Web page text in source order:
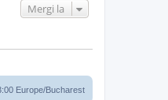
Mergi la
Europe/Bucharest